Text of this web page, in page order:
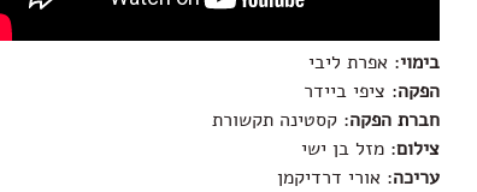
בימוי: אפרת ליבי
הפקה: ציפי ביידר
חברת הפקה: קסטינה תקשורת
צילום: מזל בן ישי
עריכה: אורי דרדיקמן